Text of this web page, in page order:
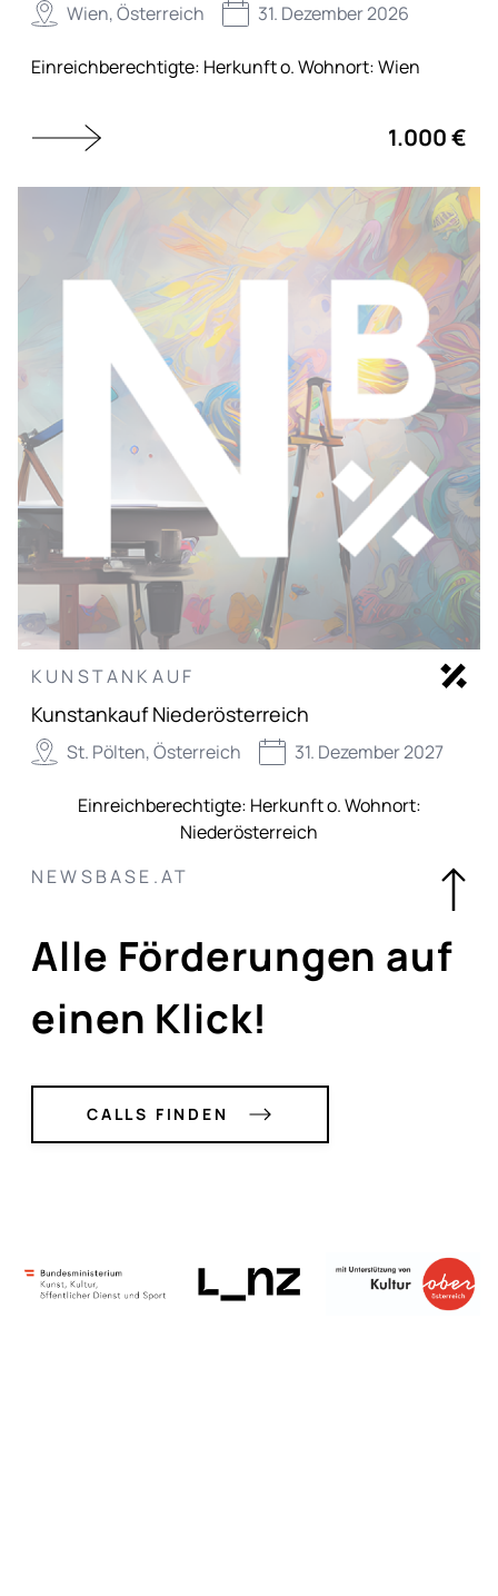
Wien, Österreich 31. Dezember 2026
Einreichberechtigte: Herkunft o. Wohnort: Wien
1.000 €
KUNSTANKAUF
Kunstankauf Niederösterreich
St. Pölten, Österreich 31. Dezember 2027
Einreichberechtigte: Herkunft o. Wohnort:
Niederösterreich
NEWSBASE.AT
Alle Förderungen auf
einen Klick!
CALLS FINDEN